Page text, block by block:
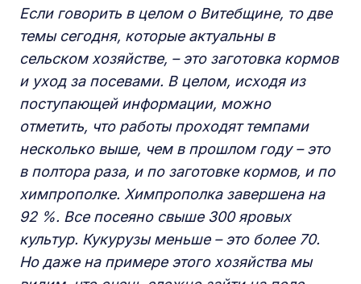
Если говорить в целом о Витебщине, то две
темы сегодня, которые актуальны в
сельском хозяйстве, – это заготовка кормов
и уход за посевами. В целом, исходя из
поступающей информации, можно
отметить, что работы проходят темпами
несколько выше, чем в прошлом году – это
в полтора раза, и по заготовке кормов, и по
химпрополке. Химпрополка завершена на
92 %. Все посеяно свыше 300 яровых
культур. Кукурузы меньше – это более 70.
Но даже на примере этого хозяйства мы